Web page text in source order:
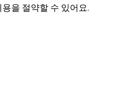
을 절약할 수 있어요.